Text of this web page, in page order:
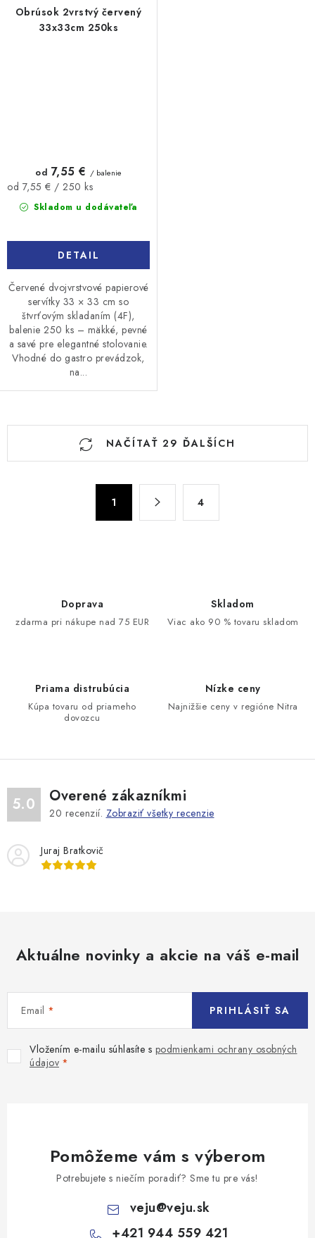
Obrúsok 2vrstvý červený
33x33cm 250ks
Skladom u dodávateľa
od 7,55 € / balenie
Jednotková
cena:
od 7,55 € / 250 ks
DETAIL
Červené dvojvrstvové papierové
servítky 33 × 33 cm so
štvrťovým skladaním (4F),
balenie 250 ks – mäkké, pevné
a savé pre elegantné stolovanie.
Vhodné do gastro prevádzok,
na...
O
s
NAČÍTAŤ 29 ĎALŠÍCH
1 4
Doprava
zdarma pri nákupe nad 75 EUR
Skladom
Viac ako 90 % tovaru skladom
Priama distrubúcia
Kúpa tovaru od priameho
dovozcu
Nízke ceny
Najnižšie ceny v regióne Nitra
5.0 Overené zákazníkmi
20 recenzií. Zobraziť všetky recenzie
Juraj Bratkovič
Aktuálne novinky a akcie na váš e-mail
Email
Vložením e-mailu súhlasíte s podmienkami ochrany osobných
údajov
PRIHLÁSIŤ SA
Pomôžeme vám s výberom
Potrebujete s niečím poradiť? Sme tu pre vás!
veju@veju.sk
+421 944 559 421